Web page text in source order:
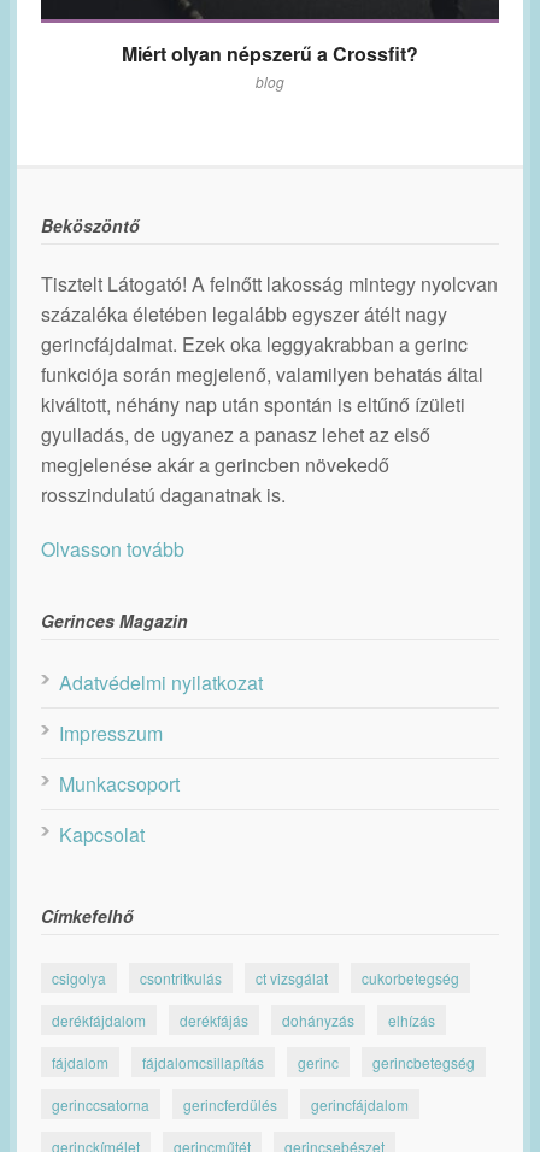
Miért olyan népszerű a Crossfit?
blog
Beköszöntő
Tisztelt Látogató! A felnőtt lakosság mintegy nyolcvan
százaléka életében legalább egyszer átélt nagy
gerincfájdalmat. Ezek oka leggyakrabban a gerinc
funkciója során megjelenő, valamilyen behatás által
kiváltott, néhány nap után spontán is eltűnő ízületi
gyulladás, de ugyanez a panasz lehet az első
megjelenése akár a gerincben növekedő
rosszindulatú daganatnak is.
Olvasson tovább
Gerinces Magazin
Adatvédelmi nyilatkozat
Impresszum
Munkacsoport
Kapcsolat
Címkefelhő
csigolya csontritkulás ct vizsgálat cukorbetegség
derékfájdalom derékfájás dohányzás elhízás
fájdalom fájdalomcsillapítás gerinc gerincbetegség
gerinccsatorna gerincferdülés gerincfájdalom
gerinckímélet gerincműtét gerincsebészet